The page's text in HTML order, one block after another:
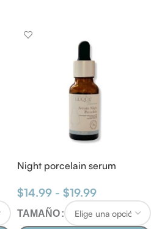
Night porcelain serum
$14.99 - $19.99
TAMAÑO